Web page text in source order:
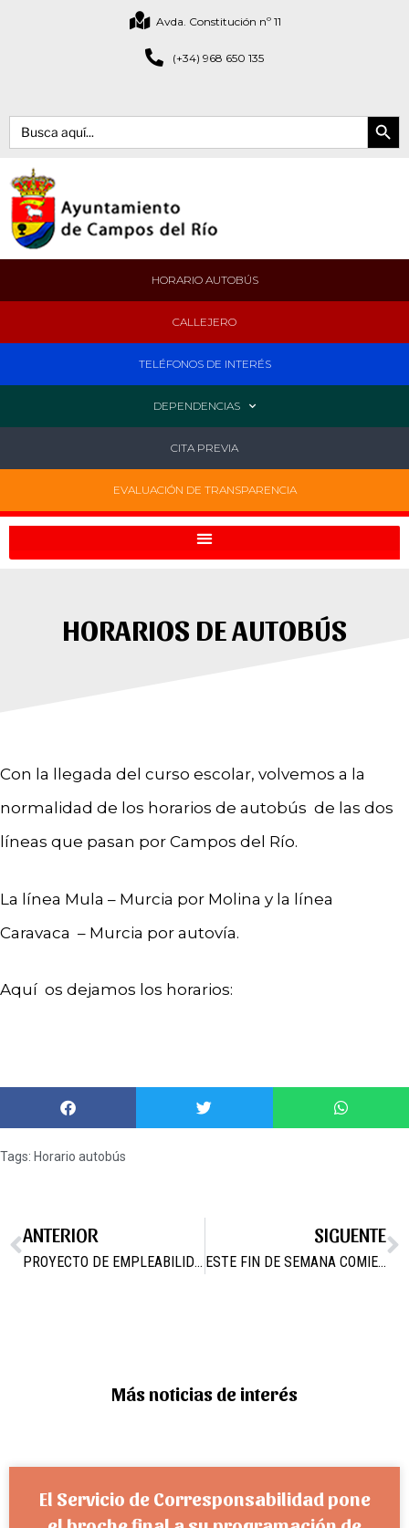
Avda. Constitución nº 11
(+34) 968 650 135
Buscar: Botón de
HORARIO AUTOBÚS
CALLEJERO
TELÉFONOS DE INTERÉS
DEPENDENCIAS
CITA PREVIA
EVALUACIÓN DE TRANSPARENCIA
HORARIOS DE AUTOBÚS
Con la llegada del curso escolar, volvemos a la
normalidad de los horarios de autobús de las dos
líneas que pasan por Campos del Río.
La línea Mula – Murcia por Molina y la línea
Caravaca – Murcia por autovía.
Aquí os dejamos los horarios:
Tags: Horario autobús
ANTERIOR
PROYECTO DE EMPLEABILIDAD
SIGUENTE
ESTE FIN DE SEMANA COMIENZA CAMPOS JOVEN 2018
Más noticias de interés
El Servicio de Corresponsabilidad pone